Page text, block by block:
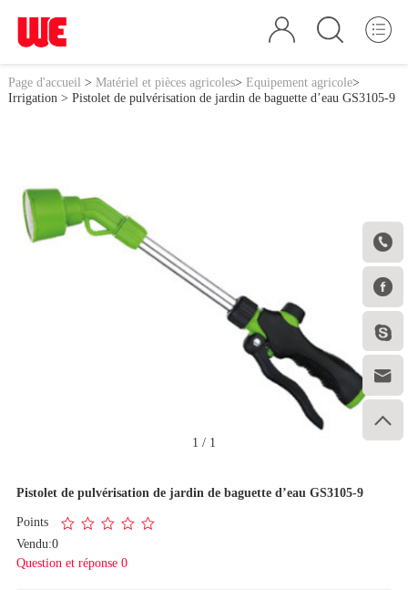





Page d'accueil > Matériel et pièces agricoles> Equipement agricole>
Irrigation > Pistolet de pulvérisation de jardin de baguette d’eau GS3105-9
1 / 1
Pistolet de pulvérisation de jardin de baguette d’eau GS3105-9
Points
Vendu:0
Question et réponse 0